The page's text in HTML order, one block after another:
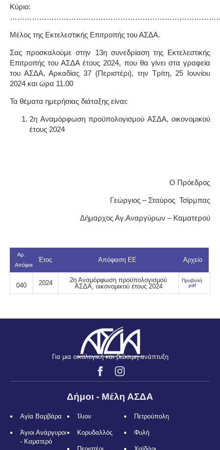
Κύριο:
Μέλος της Εκτελεστικής Επιτροπής του ΑΣΔΑ.
Σας προσκαλούμε στην 13η συνεδρίαση της Εκτελεστικής
Επιτροπής του ΑΣΔΑ έτους 2024, που θα γίνει στα γραφεία
του ΑΣΔΑ, Αρκαδίας 37 (Περιστέρι), την Tρίτη, 25 Iουνίου
2024 και ώρα 11.00
Τα θέματα ημερήσιας διάταξης είναι:
2η Αναμόρφωση προϋπολογισμού ΑΣΔΑ, οικονομικού
έτους 2024
Ο Πρόεδρος
Γεώργιος – Σταύρος Τσίρμπας
Δήμαρχος Αγ.Αναργύρων – Καματερού
Αρ.
Απόφασης
Έτος Απόφαση ΕΕ Αρχείο
040 2024
2η Αναμόρφωση προϋπολογισμού
ΑΣΔΑ, οικονομικού έτους 2024
Προβολή
pdf
Για μια οικολογική και βιώσιμη ανάπτυξη
Δήμοι - Μέλη ΑΣΔΑ
Αγία Βαρβάρα
Άγιοι Ανάργυροι
- Καματερό
Ίλιον
Κορυδαλλός
Πετρούπολη
Φυλή